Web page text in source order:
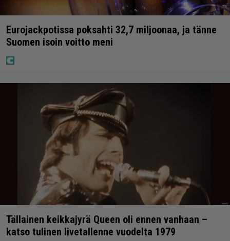
Eurojackpotissa poksahti 32,7 miljoonaa, ja tänne
Suomen isoin voitto meni
Tällainen keikkajyrä Queen oli ennen vanhaan –
katso tulinen livetallenne vuodelta 1979